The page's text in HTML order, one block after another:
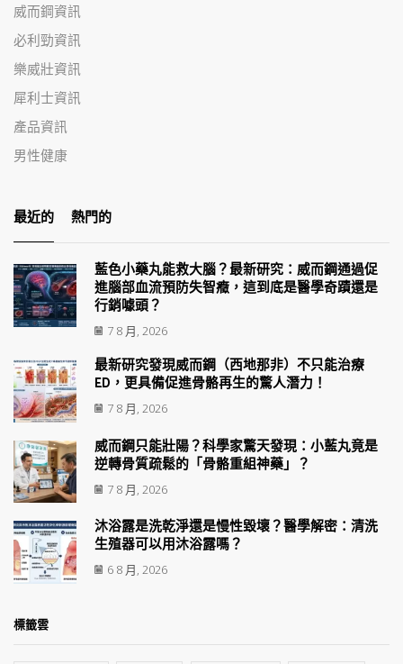
威而鋼資訊
必利勁資訊
樂威壯資訊
犀利士資訊
產品資訊
男性健康
最近的 熱門的
藍色小藥丸能救大腦？最新研究：威而鋼通過促
進腦部血流預防失智癥，這到底是醫學奇蹟還是
行銷噱頭？
7 8 月, 2026
最新研究發現威而鋼（西地那非）不只能治療
ED，更具備促進骨骼再生的驚人潛力！
7 8 月, 2026
威而鋼只能壯陽？科學家驚天發現：小藍丸竟是
逆轉骨質疏鬆的「骨骼重組神藥」？
7 8 月, 2026
沐浴露是洗乾淨還是慢性毀壞？醫學解密：清洗
生殖器可以用沐浴露嗎？
6 8 月, 2026
標籤雲